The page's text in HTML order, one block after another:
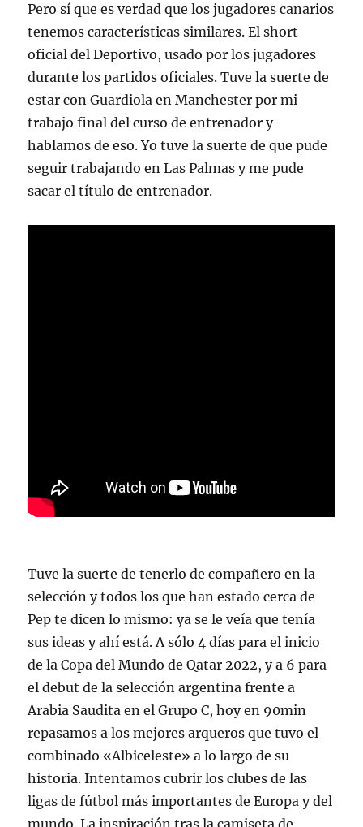
Pero sí que es verdad que los jugadores canarios
tenemos características similares. El short
oficial del Deportivo, usado por los jugadores
durante los partidos oficiales. Tuve la suerte de
estar con Guardiola en Manchester por mi
trabajo final del curso de entrenador y
hablamos de eso. Yo tuve la suerte de que pude
seguir trabajando en Las Palmas y me pude
sacar el título de entrenador.
Tuve la suerte de tenerlo de compañero en la
selección y todos los que han estado cerca de
Pep te dicen lo mismo: ya se le veía que tenía
sus ideas y ahí está. A sólo 4 días para el inicio
de la Copa del Mundo de Qatar 2022, y a 6 para
el debut de la selección argentina frente a
Arabia Saudita en el Grupo C, hoy en 90min
repasamos a los mejores arqueros que tuvo el
combinado «Albiceleste» a lo largo de su
historia. Intentamos cubrir los clubes de las
ligas de fútbol más importantes de Europa y del
mundo. La inspiración tras la camiseta de